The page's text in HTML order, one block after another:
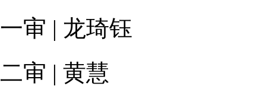
一审 | 龙琦钰
二审 | 黄慧